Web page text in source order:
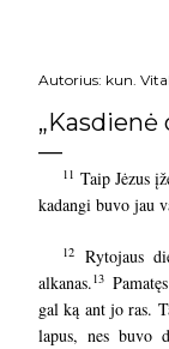
Autorius: kun.
„Kasdienė
11 Taip Jėzus
kadangi buvo jau
12
Rytojaus
alkanas.13
gal ką ant jo ras.
lapus, nes buvo